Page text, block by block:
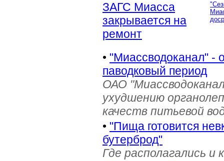
ЗАГС Миасса
закрывается на
ремонт
• "Миассводоканал" -
паводковый период
ОАО
ухудшению
качеств питьевой
• "Пища готовится
бутерброд"
Где располагались и